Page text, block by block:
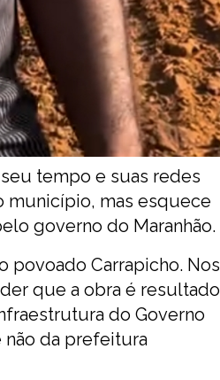
tempo e suas redes
município, mas esquece
governo do Maranhão.
povoado Carrapicho. Nos
que a obra é resultado
do Governo
não da prefeitura